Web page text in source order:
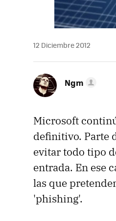
12 Diciembre 2012
Ngm
Microsoft
definitivo. Parte
evitar todo tipo
entrada. En ese
las que
'phishing'.